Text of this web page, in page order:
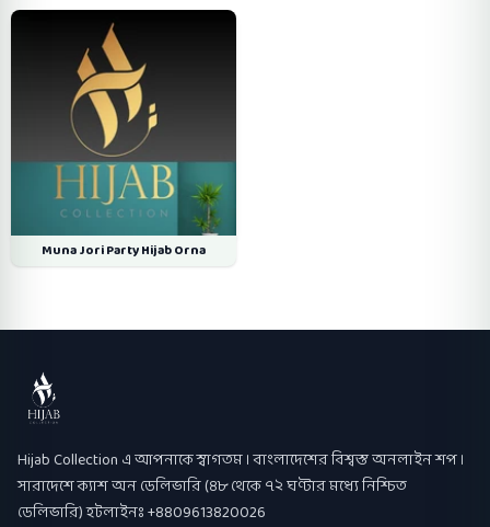
Muna Jori Party Hijab Orna
Hijab Collection
Hijab Collection এ আপনাকে স্বাগতম । বাংলাদেশের বিশ্বস্ত অনলাইন শপ ।
সারাদেশে ক্যাশ অন ডেলিভারি (৪৮ থেকে ৭২ ঘণ্টার মধ্যে নিশ্চিত
ডেলিভারি) হটলাইনঃ +8809613820026